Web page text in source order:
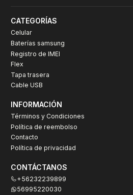
CATEGORÍAS
Celular
Baterías samsung
Registro de IMEI
Flex
Tapa trasera
Cable USB
INFORMACIÓN
Términos y Condiciones
Política de reembolso
Contacto
Política de privacidad
CONTÁCTANOS
+56232239899
56995220030